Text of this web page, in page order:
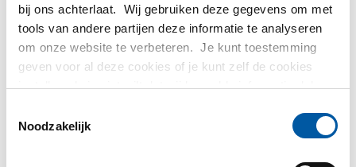
bij ons achterlaat. Wij gebruiken deze gegevens om met
tools van andere partijen deze informatie te analyseren
om onze website te verbeteren. Je kunt toestemming
geven voor al deze cookies of je kunt zelf de cookies
instellen als je niet wilt dat wij bepaalde informatie delen.
partijen waarmee wij samenwerken vind je in ons
Noodzakelijk
Testas
TS Métaux